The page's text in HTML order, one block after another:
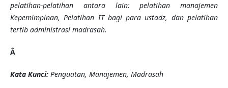
pelatihan-pelatihan antara lain: pelatihan manajemen
Kepemimpinan, Pelatihan IT bagi para ustadz, dan pelatihan
tertib administrasi madrasah.
Â
Kata Kunci: Penguatan, Manajemen, Madrasah